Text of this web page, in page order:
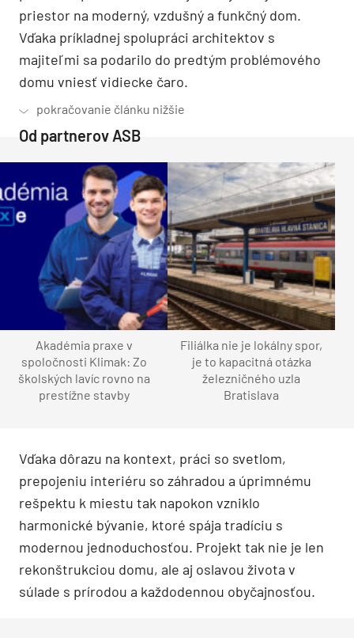
priestor na moderný, vzdušný a funkčný dom.
Vďaka príkladnej spolupráci architektov s
majiteľmi sa podarilo do predtým problémového
domu vniesť vidiecke čaro.
Od partnerov ASB
Akadémia praxe v
spoločnosti Klimak: Zo
školských lavíc rovno na
prestížne stavby
Filiálka nie je lokálny spor,
je to kapacitná otázka
železničného uzla
Bratislava
Vďaka dôrazu na kontext, práci so svetlom,
prepojeniu interiéru so záhradou a úprimnému
rešpektu k miestu tak napokon vzniklo
harmonické bývanie, ktoré spája tradíciu s
modernou jednoduchosťou. Projekt tak nie je len
rekonštrukciou domu, ale aj oslavou života v
súlade s prírodou a každodennou obyčajnosťou.